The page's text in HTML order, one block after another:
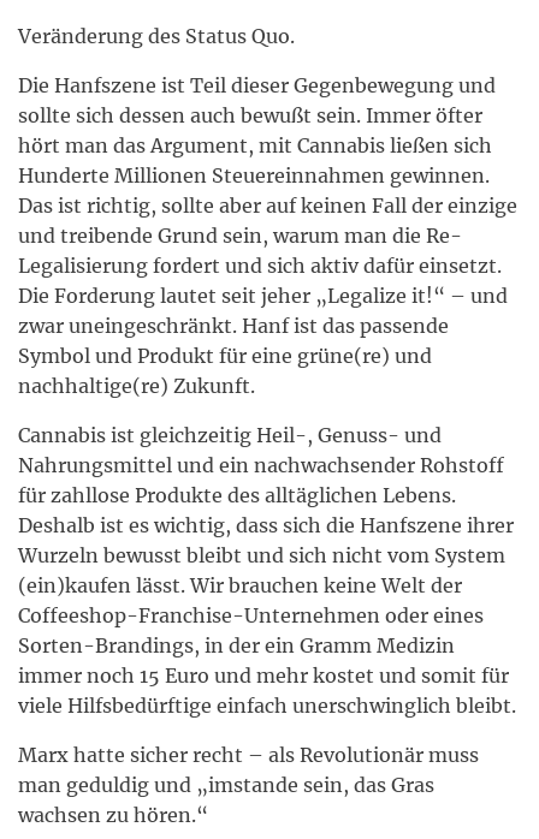
Veränderung des Status Quo.
Die Hanfszene ist Teil dieser Gegenbewegung und
sollte sich dessen auch bewußt sein. Immer öfter
hört man das Argument, mit Cannabis ließen sich
Hunderte Millionen Steuereinnahmen gewinnen.
Das ist richtig, sollte aber auf keinen Fall der einzige
und treibende Grund sein, warum man die Re-
Legalisierung fordert und sich aktiv dafür einsetzt.
Die Forderung lautet seit jeher „Legalize it!“ – und
zwar uneingeschränkt. Hanf ist das passende
Symbol und Produkt für eine grüne(re) und
nachhaltige(re) Zukunft.
Cannabis ist gleichzeitig Heil-, Genuss- und
Nahrungsmittel und ein nachwachsender Rohstoff
für zahllose Produkte des alltäglichen Lebens.
Deshalb ist es wichtig, dass sich die Hanfszene ihrer
Wurzeln bewusst bleibt und sich nicht vom System
(ein)kaufen lässt. Wir brauchen keine Welt der
Coffeeshop-Franchise-Unternehmen oder eines
Sorten-Brandings, in der ein Gramm Medizin
immer noch 15 Euro und mehr kostet und somit für
viele Hilfsbedürftige einfach unerschwinglich bleibt.
Marx hatte sicher recht – als Revolutionär muss
man geduldig und „imstande sein, das Gras
wachsen zu hören.“